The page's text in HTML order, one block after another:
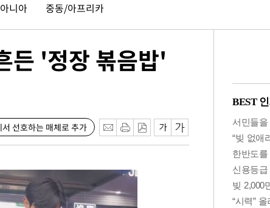
니아 중동/아프리카
든 '정장 볶음밥'
선호하는 매체로 추가